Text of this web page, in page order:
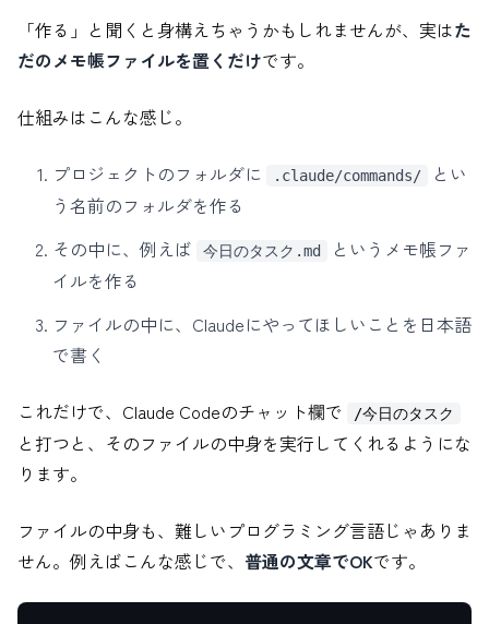
「作る」と聞くと身構えちゃうかもしれませんが、実はた
だのメモ帳ファイルを置くだけです。
仕組みはこんな感じ。
プロジェクトのフォルダに .claude/commands/
とい
う名前のフォルダを作る
その中に、例えば
今日のタスク.md
というメモ帳ファ
イルを作る
ファイルの中に、Claudeにやってほしいことを日本語
で書く
これだけで、Claude Codeのチャット欄で /今日のタスク
と打つと、そのファイルの中身を実行してくれるようにな
ります。
ファイルの中身も、難しいプログラミング言語じゃありま
せん。例えばこんな感じで、 普通の文章でOKです。